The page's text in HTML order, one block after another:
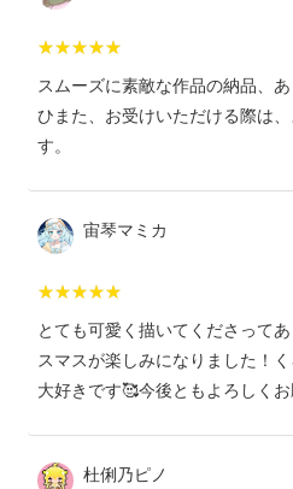
スムーズに素敵な作品の納品、
ひまた、お受けいただける際は
す。
宙琴マミカ
とても可愛く描いてくださって
スマスが楽しみになりました！
大好きです🥰今後ともよろしくお
杜俐乃ピノ